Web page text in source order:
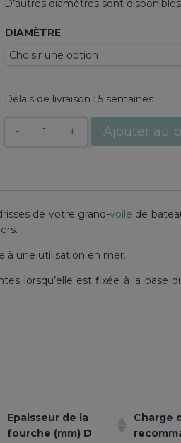
D’autres diamètres sont
DIAMÈTRE
Délais de livraison : 5 semaines
quantité
chape
Ajouter au
de votre grand-voile de
à une utilisation en mer.
lorsqu’elle est fixée à la base
Epaisseur de la
fourche (mm) D
Charge